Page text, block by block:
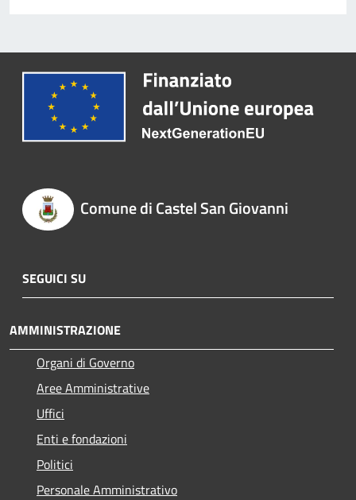
Comune di Castel San Giovanni
SEGUICI SU
AMMINISTRAZIONE
Organi di Governo
Aree Amministrative
Uffici
Enti e fondazioni
Politici
Personale Amministrativo